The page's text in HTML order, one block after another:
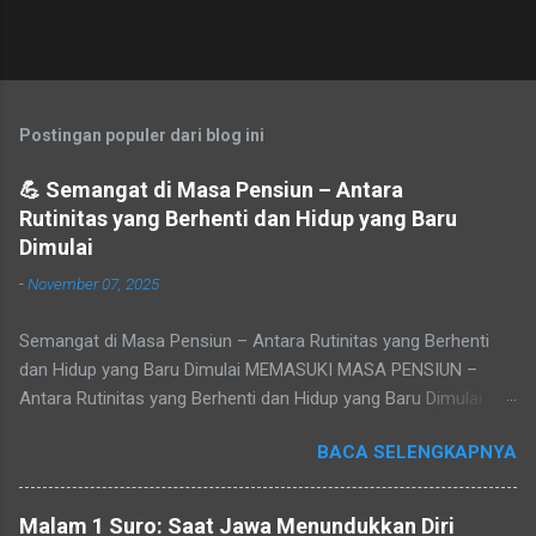
Postingan populer dari blog ini
💪 Semangat di Masa Pensiun – Antara
Rutinitas yang Berhenti dan Hidup yang Baru
Dimulai
-November 07, 2025
Semangat di Masa Pensiun – Antara Rutinitas yang Berhenti
dan Hidup yang Baru Dimulai MEMASUKI MASA PENSIUN –
Antara Rutinitas yang Berhenti dan Hidup yang Baru Dimulai
datang setelah rutinitas berakhir, dan peluang baru untuk
menemukan jati diri. Tidak ada yang bisa menghindari waktu.
Cepat atau lambat, setiap pegawai akan tiba pada masa yang
BACA SELENGKAPNYA
Malam 1 Suro: Saat Jawa Menundukkan Diri